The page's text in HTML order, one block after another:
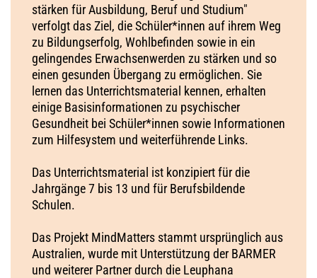
stärken für Ausbildung, Beruf und Studium"
verfolgt das Ziel, die Schüler*innen auf ihrem Weg
zu Bildungserfolg, Wohlbefinden sowie in ein
gelingendes Erwachsenwerden zu stärken und so
einen gesunden Übergang zu ermöglichen. Sie
lernen das Unterrichtsmaterial kennen, erhalten
einige Basisinformationen zu psychischer
Gesundheit bei Schüler*innen sowie Informationen
zum Hilfesystem und weiterführende Links.
Das Unterrichtsmaterial ist konzipiert für die
Jahrgänge 7 bis 13 und für Berufsbildende
Schulen.
Das Projekt MindMatters stammt ursprünglich aus
Australien, wurde mit Unterstützung der BARMER
und weiterer Partner durch die Leuphana